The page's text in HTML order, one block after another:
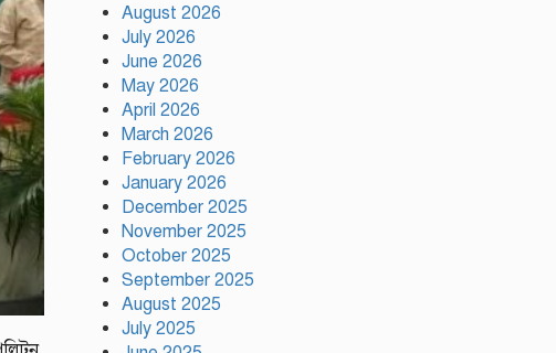
মাসব্যাপী বৃক্ষরোপণ কর্মসূচির
August 2026
July 2026
June 2026
May 2026
April 2026
March 2026
February 2026
January 2026
December 2025
November 2025
October 2025
September 2025
August 2025
July 2025